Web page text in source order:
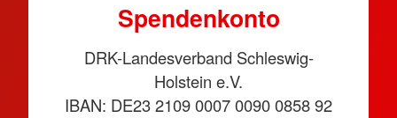
Spendenkonto
DRK-Landesverband Schleswig-
Holstein e.V.
IBAN: DE23 2109 0007 0090 0858 92